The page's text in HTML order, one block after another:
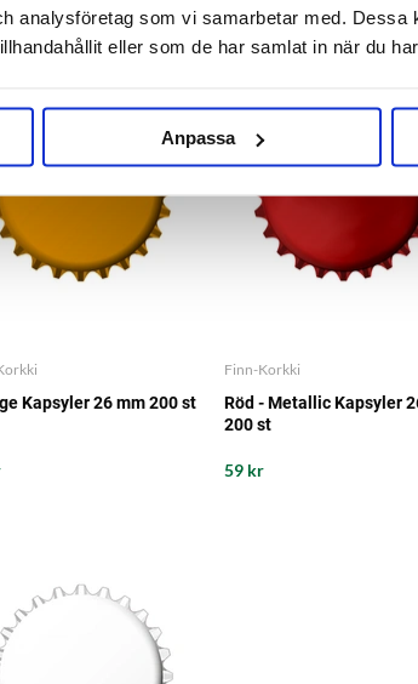
analysföretag som vi samarbetar med. Dessa
eller som de har samlat in när du
Anpassa
Kapsyler 26 mm 200 st
Finn-Korkki
Röd - Metallic Kapsyler
200 st
59 kr